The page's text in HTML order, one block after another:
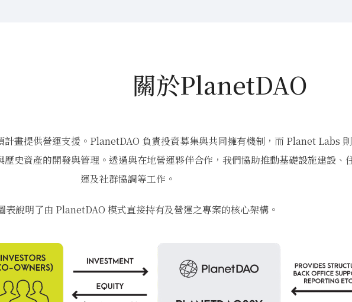
關於PlanetDAO
畫提供營運支援。PlanetDAO 負責投資募集與共同擁有機制，而 Planet Labs
史資產的開發與管理。透過與在地營運夥伴合作，我們協助推動基礎設施建設、
運及社群協調等工作。
表說明了由 PlanetDAO 模式直接持有及營運之專案的核心架構。